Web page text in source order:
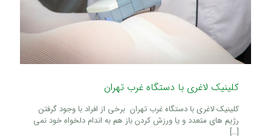
کلینیک لاغری با دستگاه غرب تهران
کلینیک لاغری با دستگاه غرب تهران برخی از افراد با وجود گرفتن
رژیم های متعدد و یا ورزش کردن باز هم به اندام دلخواه خود نمی
[…]